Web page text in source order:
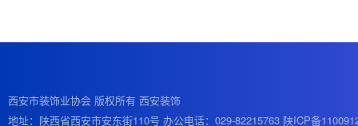
西安市装饰业协会 版权所有 西安装饰
地址：陕西省西安市安东街110号 办公电话：029-82215763 陕ICP备